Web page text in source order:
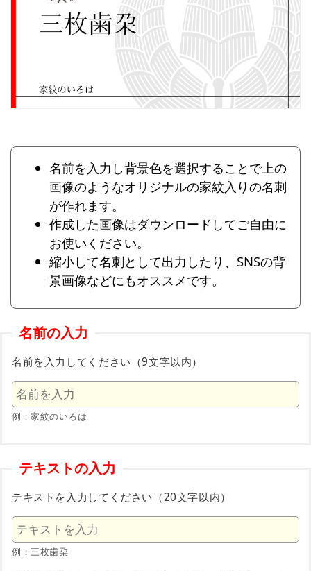
名前を入力し背景色を選択することで上の
画像のようなオリジナルの家紋入りの名刺
が作れます。
作成した画像はダウンロードしてご自由に
お使いください。
縮小して名刺として出力したり、SNSの背
景画像などにもオススメです。
名前の入力
名前を入力してください（9文字以内）
例：家紋のいろは
テキストの入力
テキストを入力してください（20文字以内）
例：三枚歯朶